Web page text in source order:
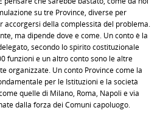
su tre Province, diverse per
accorgersi della complessità del problema.
ma dipende dove e come. Un conto è la
secondo lo spirito costituzionale
funzioni e un altro conto sono le altre
organizzate. Un conto Province come la
per le Istituzioni e la società
quelle di Milano, Roma, Napoli e via
dalla forza dei Comuni capoluogo.